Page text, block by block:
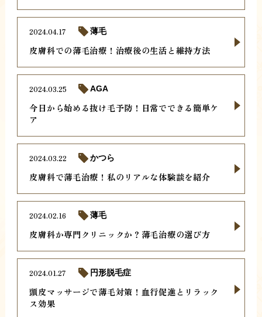
皮膚科での薄毛治療！治療後の生活と維持方法
2024.04.17 薄毛
今日から始める抜け毛予防！日常でできる簡単ケ
ア
2024.03.25 AGA
皮膚科で薄毛治療！私のリアルな体験談を紹介
2024.03.22 かつら
皮膚科か専門クリニックか？薄毛治療の選び方
2024.02.16 薄毛
頭皮マッサージで薄毛対策！血行促進とリラック
ス効果
2024.01.27 円形脱毛症